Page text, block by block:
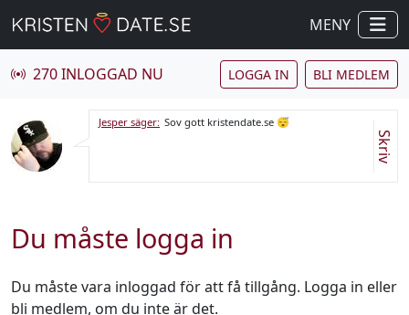
MENY
270 INLOGGAD NU LOGGA IN BLI MEDLEM
Jesper säger: Sov gott kristendate.se 😴
Skriv
Du måste logga in
Du måste vara inloggad för att få tillgång. Logga in eller
bli medlem, om du inte är det.